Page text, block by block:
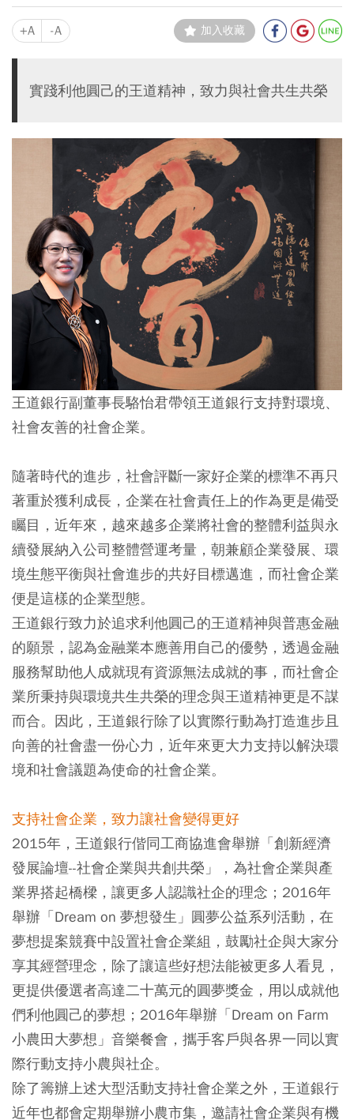
+A -A 加入收藏
實踐利他圓己的王道精神，致力與社會共生共榮
王道銀行副董事長駱怡君帶領王道銀行支持對環境、
社會友善的社會企業。
隨著時代的進步，社會評斷一家好企業的標準不再只
著重於獲利成長，企業在社會責任上的作為更是備受
矚目，近年來，越來越多企業將社會的整體利益與永
續發展納入公司整體營運考量，朝兼顧企業發展、環
境生態平衡與社會進步的共好目標邁進，而社會企業
便是這樣的企業型態。
王道銀行致力於追求利他圓己的王道精神與普惠金融
的願景，認為金融業本應善用自己的優勢，透過金融
服務幫助他人成就現有資源無法成就的事，而社會企
業所秉持與環境共生共榮的理念與王道精神更是不謀
而合。因此，王道銀行除了以實際行動為打造進步且
向善的社會盡一份心力，近年來更大力支持以解決環
境和社會議題為使命的社會企業。
支持社會企業，致力讓社會變得更好
2015年，王道銀行偕同工商協進會舉辦「創新經濟
發展論壇--社會企業與共創共榮」，為社會企業與產
業界搭起橋樑，讓更多人認識社企的理念；2016年
舉辦「Dream on 夢想發生」圓夢公益系列活動，在
夢想提案競賽中設置社會企業組，鼓勵社企與大家分
享其經營理念，除了讓這些好想法能被更多人看見，
更提供優選者高達二十萬元的圓夢獎金，用以成就他
們利他圓己的夢想；2016年舉辦「Dream on Farm
小農田大夢想」音樂餐會，攜手客戶與各界一同以實
際行動支持小農與社企。
除了籌辦上述大型活動支持社會企業之外，王道銀行
近年也都會定期舉辦小農市集，邀請社會企業與有機